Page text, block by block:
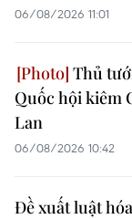
06/08/2026 11:01
Thủ
Quốc hội kiêm
Lan
06/08/2026 10:42
Đề xuất luật